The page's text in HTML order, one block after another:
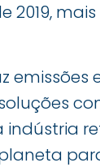
2019,